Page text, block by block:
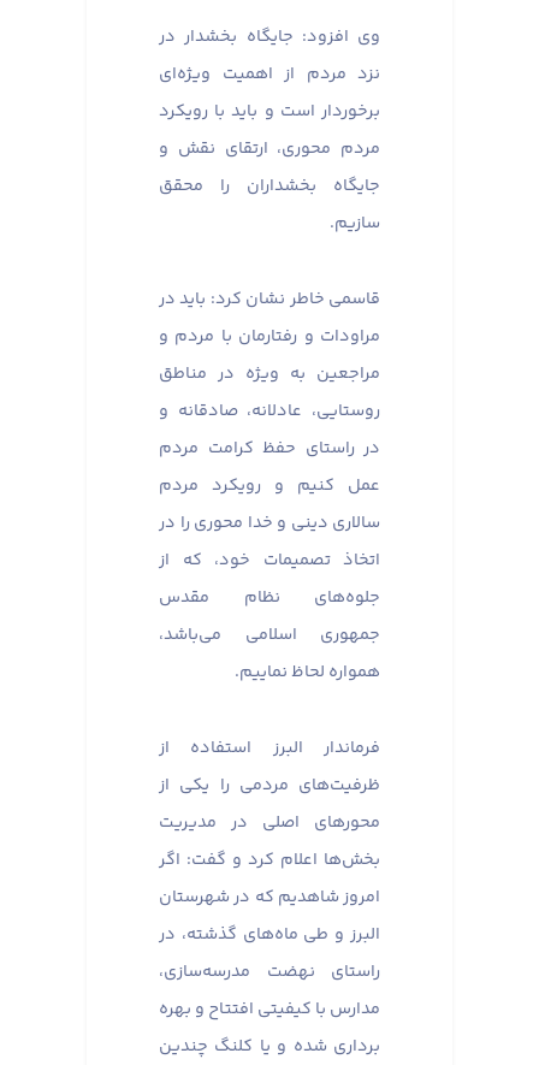
وی افزود: جایگاه بخشدار در
نزد مردم از اهمیت ویژه‌ای
برخوردار است و باید با رویکرد
مردم محوری، ارتقای نقش و
جایگاه بخشداران را محقق
سازیم.
قاسمی خاطر نشان کرد: باید در
مراودات و رفتارمان با مردم و
مراجعین به ویژه در مناطق
روستایی، عادلانه، صادقانه و
در راستای حفظ کرامت مردم
عمل کنیم و رویکرد مردم
سالاری دینی و خدا محوری را در
اتخاذ تصمیمات خود، که از
جلوه‌های نظام مقدس
جمهوری اسلامی می‌باشد،
همواره لحاظ نماییم.
فرماندار البرز استفاده از
ظرفیت‌های مردمی را یکی از
محورهای اصلی در مدیریت
بخش‌ها اعلام کرد و گفت: اگر
امروز شاهدیم که در شهرستان
البرز و طی ماه‌های گذشته، در
راستای نهضت مدرسه‌سازی،
مدارس با کیفیتی افتتاح و بهره
برداری شده و یا کلنگ چندین